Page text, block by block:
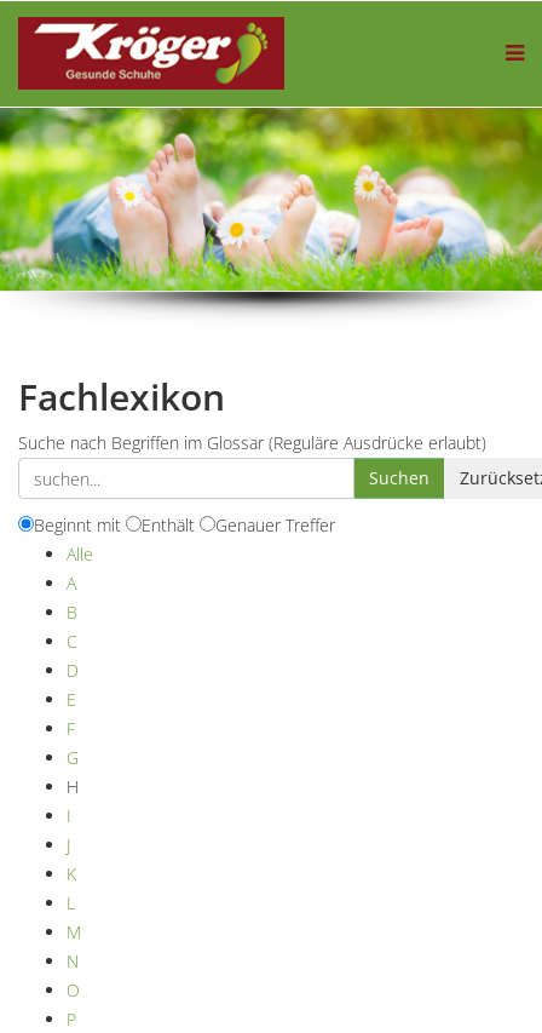
Fachlexikon
Suche nach Begriffen im Glossar (Reguläre Ausdrücke erlaubt)
Beginnt mit Enthält
Genauer Treffer
Alle
A
B
C
D
E
F
G
H
I
J
K
L
M
N
O
P